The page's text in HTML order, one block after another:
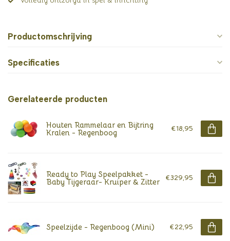
Productomschrijving
Specificaties
Gerelateerde producten
Houten Rammelaar en Bijtring
Kralen - Regenboog €18,95
Ready to Play Speelpakket -
Baby Tijgeraar- Kruiper & Zitter €329,95
Speelzijde - Regenboog (Mini) €22,95